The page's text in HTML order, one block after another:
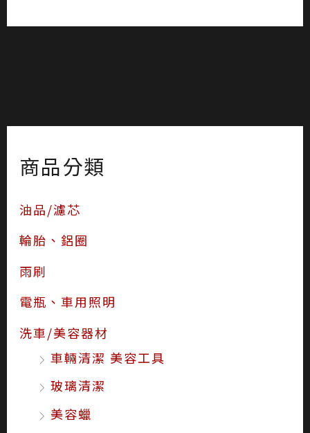
商品分類
油品/濾芯
輪胎、鋁圈
雨刷
電瓶、車用照明
洗車/美容器材
車輛清潔 美容工具
玻璃清潔
美容蠟